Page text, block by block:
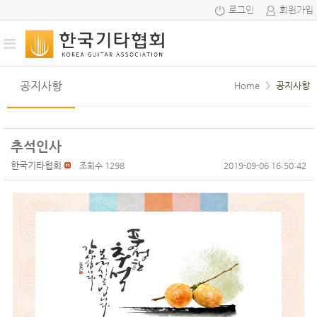
로그인 회원가입
공지사항 Home > 공지사항
추석인사
한국기타협회 조회수 1298 2019-09-06 16:50:42